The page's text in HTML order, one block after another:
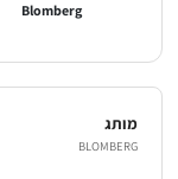
Blomberg
מותג
BLOMBERG